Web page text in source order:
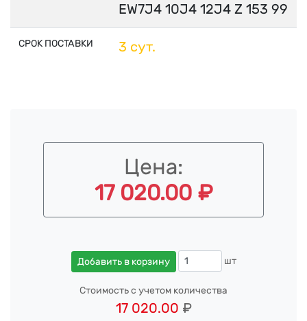
EW7J4 10J4 12J4 Z 153 99
СРОК ПОСТАВКИ 3 сут.
Цена:
17 020.00 ₽
Добавить в корзину шт
Стоимость с учетом количества
17 020.00 ₽